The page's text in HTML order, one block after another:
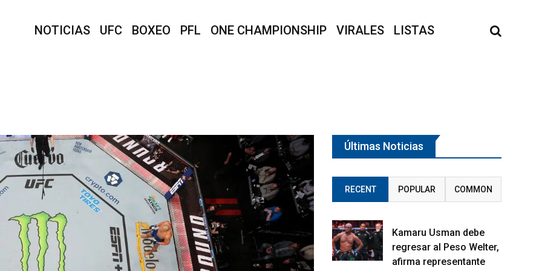
NOTICIAS UFC BOXEO PFL ONE CHAMPIONSHIP VIRALES LISTAS
Últimas Noticias
RECENT POPULAR COMMON
Kamaru Usman debe
regresar al Peso Welter,
afirma representante